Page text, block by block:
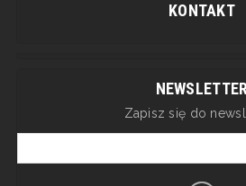
KONTAKT
NEWSLETTER
Zapisz się do